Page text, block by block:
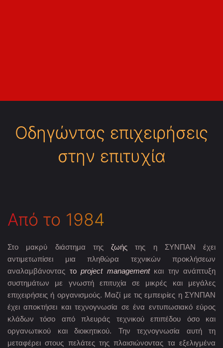
Οδηγώντας επιχειρήσεις
στην επιτυχία
Από το 1984
Στο μακρύ διάστημα της ζωής της η ΣΥΝΠΑΝ έχει
αντιμετωπίσει μια πληθώρα τεχνικών προκλήσεων
αναλαμβάνοντας το project managementκαι την ανάπτυξη
συστημάτων με γνωστή επιτυχία σε μικρές και μεγάλες
επιχειρήσεις ή οργανισμούς. Μαζί με τις εμπειρίες η ΣΥΝΠΑΝ
έχει αποκτήσει και τεχνογνωσία σε ένα εντυπωσιακό εύρος
κλάδων τόσο από πλευράς τεχνικού επιπέδου όσο και
οργανωτικού και διοικητικού. Την τεχνογνωσία αυτή τη
μεταφέρει στους πελάτες της πλαισιώνοντας τα εξελιγμένα